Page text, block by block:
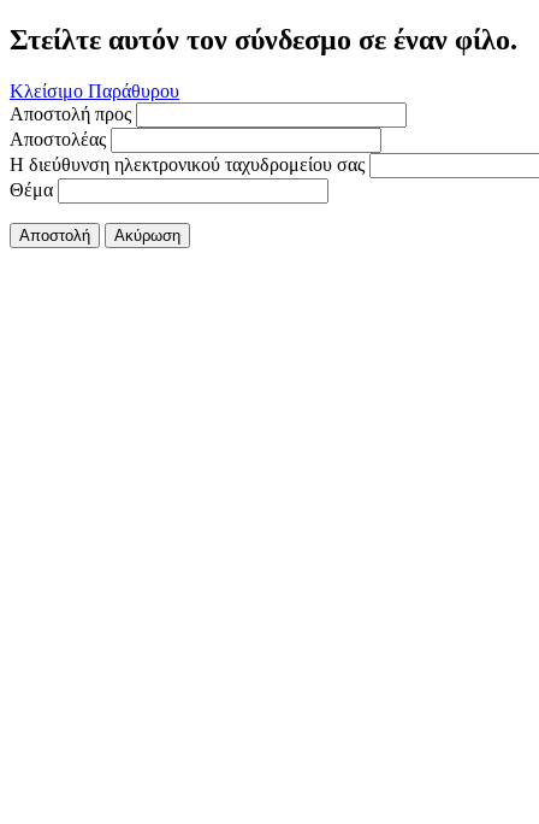
Στείλτε αυτόν τον σύνδεσμο σε έναν φίλο.
Κλείσιμο Παράθυρου
Αποστολή προς
Αποστολέας
Η διεύθυνση ηλεκτρονικού ταχυδρομείου σας
Θέμα
Αποστολή Ακύρωση